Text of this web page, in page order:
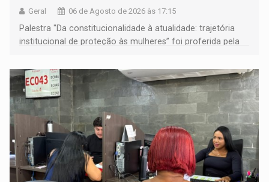
Geral 06 de Agosto de 2026 às 17:15
Palestra "Da constitucionalidade à atualidade: trajetória
institucional de proteção às mulheres” foi proferida pela
Goiás